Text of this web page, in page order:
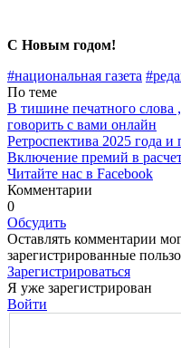
С Новым годом!
#национальная газета
По теме
В тишине печатного слова
говорить с вами онлайн
Ретроспектива 2025 года
Включение премий в
Читайте нас в Facebook
Комментарии
0
Обсудить
Оставлять комментарии
зарегистрированные
Зарегистрироваться
Я уже зарегистрирован
Войти